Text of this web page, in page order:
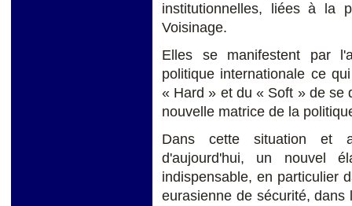
institutionnelles, liées à la
Voisinage.
Elles se manifestent par
politique internationale ce
« Hard » et du « Soft » de
nouvelle matrice de la
Dans cette situation et
d'aujourd'hui, un nouvel
indispensable, en particulier
eurasienne de sécurité, dans